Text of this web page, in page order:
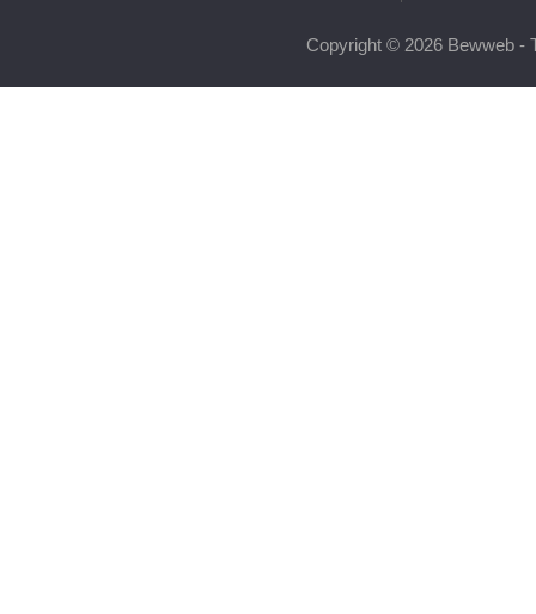
Copyright © 2026 Bewweb -